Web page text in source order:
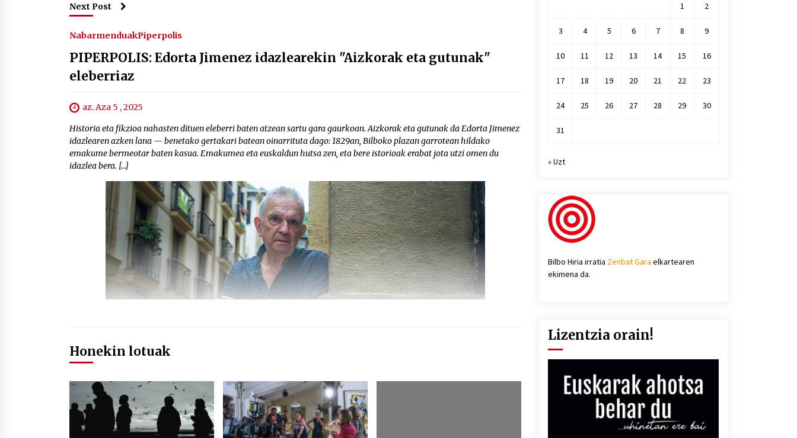
Next Post
NabarmenduakPiperpolis
PIPERPOLIS: Edorta Jimenez idazlearekin "Aizkorak eta gutunak"
eleberriaz
az. Aza 5 , 2025
Historia eta fikzioa nahasten dituen eleberri baten atzean sartu gara gaurkoan. Aizkorak eta gutunak da Edorta Jimenez
idazlearen azken lana — benetako gertakari batean oinarrituta dago: 1829an, Bilboko plazan garrotean hildako
emakume bermeotar baten kasua. Emakumea eta euskaldun hutsa zen, eta bere istorioak erabat jota utzi omen du
idazlea bera. […]
Honekin lotuak
1
2
3 4 5 6 7 8 9
10 11 12 13 14 15 16
17 18 19 20 21 22 23
24 25 26 27 28 29 30
31
« Uzt
Bilbo Hiria irratia Zenbat Gara elkartearen
ekimena da.
Lizentzia orain!